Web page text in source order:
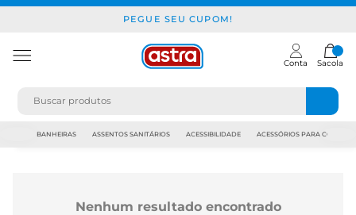
PEGUE SEU CUPOM!
Conta Sacola
BANHEIRAS ASSENTOS SANITÁRIOS ACESSIBILIDADE ACESSÓRIOS PARA
Nenhum resultado encontrado